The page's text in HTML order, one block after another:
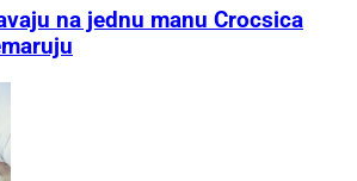
na jednu manu Crocsica